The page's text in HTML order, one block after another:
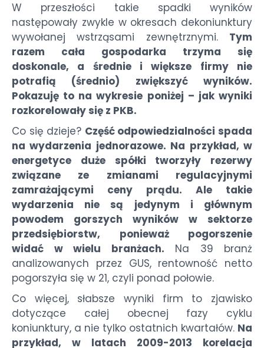
W przeszłości takie spadki wyników
następowały zwykle w okresach dekoniunktury
wywołanej wstrząsami zewnętrznymi. Tym
razem cała gospodarka trzyma się
doskonale, a średnie i większe firmy nie
potrafią (średnio) zwiększyć wyników.
Pokazuję to na wykresie poniżej – jak wyniki
rozkorelowały się z PKB.
Co się dzieje? Część odpowiedzialności spada
na wydarzenia jednorazowe. Na przykład, w
energetyce duże spółki tworzyły rezerwy
związane ze zmianami regulacyjnymi
zamrażającymi ceny prądu. Ale takie
wydarzenia nie są jedynym i głównym
powodem gorszych wyników w sektorze
przedsiębiorstw, ponieważ pogorszenie
widać w wielu branżach. Na 39 branż
analizowanych przez GUS, rentowność netto
pogorszyła się w 21, czyli ponad połowie.
Co więcej, słabsze wyniki firm to zjawisko
dotyczące całej obecnej fazy cyklu
koniunktury, a nie tylko ostatnich kwartałów. Na
przykład, w latach 2009-2013 korelacja